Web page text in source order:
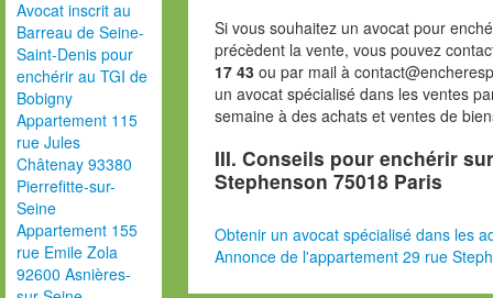
Avocat inscrit au
Barreau de Seine-
Saint-Denis pour
enchérir au TGI de
Bobigny
Appartement 115
rue Jules
Châtenay 93380
Pierrefitte-sur-
Seine
Appartement 155
rue Emile Zola
92600 Asnières-
Si vous souhaitez un avocat pour
précèdent la vente, vous pouvez
17 43 ou par mail à
un avocat spécialisé dans les ventes
semaine à des achats et ventes de
III. Conseils pour enchérir
Stephenson 75018 Paris
Obtenir un avocat spécialisé dans les
Annonce de l'appartement 29 rue